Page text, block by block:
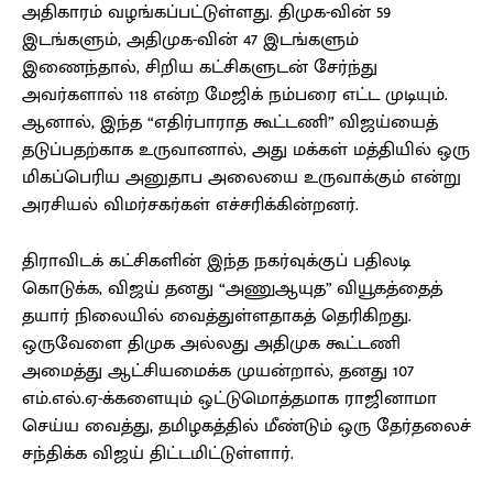
அதிகாரம் வழங்கப்பட்டுள்ளது. திமுக-வின் 59
இடங்களும், அதிமுக-வின் 47 இடங்களும்
இணைந்தால், சிறிய கட்சிகளுடன் சேர்ந்து
அவர்களால் 118 என்ற மேஜிக் நம்பரை எட்ட முடியும்.
ஆனால், இந்த “எதிர்பாராத கூட்டணி” விஜய்யைத்
தடுப்பதற்காக உருவானால், அது மக்கள் மத்தியில் ஒரு
மிகப்பெரிய அனுதாப அலையை உருவாக்கும் என்று
அரசியல் விமர்சகர்கள் எச்சரிக்கின்றனர்.
திராவிடக் கட்சிகளின் இந்த நகர்வுக்குப் பதிலடி
கொடுக்க, விஜய் தனது “அணுஆயுத” வியூகத்தைத்
தயார் நிலையில் வைத்துள்ளதாகத் தெரிகிறது.
ஒருவேளை திமுக அல்லது அதிமுக கூட்டணி
அமைத்து ஆட்சியமைக்க முயன்றால், தனது 107
எம்.எல்.ஏ-க்களையும் ஒட்டுமொத்தமாக ராஜினாமா
செய்ய வைத்து, தமிழகத்தில் மீண்டும் ஒரு தேர்தலைச்
சந்திக்க விஜய் திட்டமிட்டுள்ளார்.